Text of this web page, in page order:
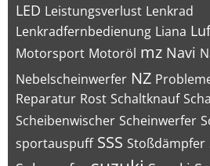
LED Leistungsverlust Lenkrad
Lenkradfernbedienung Liana
Motorsport Motoröl mz Navi
Nebelscheinwerfer NZ
Reparatur Rost Schaltknauf
Scheibenwischer Scheinwerfer
sportauspuff SSS Stoßdämpfer